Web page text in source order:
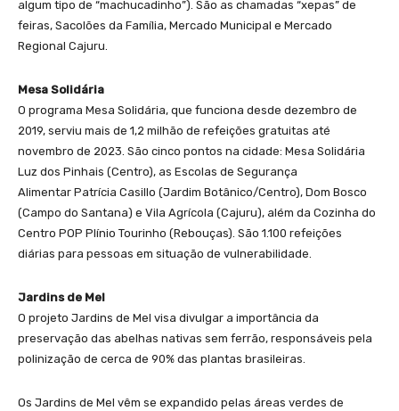
algum tipo de “machucadinho”). São as chamadas “xepas” de
feiras, Sacolões da Família, Mercado Municipal e Mercado
Regional Cajuru.
Mesa Solidária
O programa Mesa Solidária, que funciona desde dezembro de
2019, serviu mais de 1,2 milhão de refeições gratuitas até
novembro de 2023. São cinco pontos na cidade: Mesa Solidária
Luz dos Pinhais (Centro), as Escolas de Segurança
Alimentar Patrícia Casillo (Jardim Botânico/Centro), Dom Bosco
(Campo do Santana) e Vila Agrícola (Cajuru), além da Cozinha do
Centro POP Plínio Tourinho (Rebouças). São 1.100 refeições
diárias para pessoas em situação de vulnerabilidade.
Jardins de Mel
O projeto Jardins de Mel visa divulgar a importância da
preservação das abelhas nativas sem ferrão, responsáveis pela
polinização de cerca de 90% das plantas brasileiras.
Os Jardins de Mel vêm se expandido pelas áreas verdes de